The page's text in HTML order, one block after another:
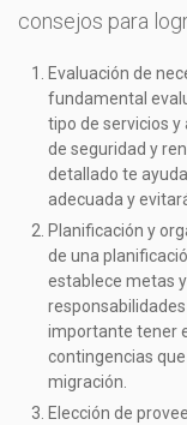
consejos para
Evaluación de
fundamental
tipo de servicios y
de seguridad y
detallado te
adecuada y
Planificación y
de una
establece metas
importante tener
contingencias
migración.
Elección de